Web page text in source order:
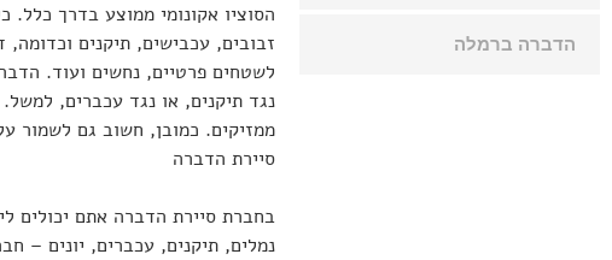
הדברה ברמלה
הסוציו אקונומי ממוצע בדרך
זבובים, עכבישים, תיקנים
לשטחים פרטיים, נחשים ועוד.
נגד תיקנים, או נגד עכברים,
ממזיקים. כמובן, חשוב גם לשמור
סיירת הדברה
בחברת סיירת הדברה אתם יכולים
נמלים, תיקנים, עכברים, יונים –